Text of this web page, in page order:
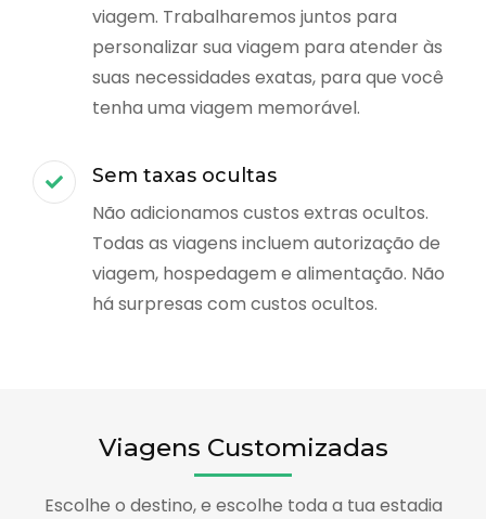
viagem. Trabalharemos juntos para
personalizar sua viagem para atender às
suas necessidades exatas, para que você
tenha uma viagem memorável.
Sem taxas ocultas
Não adicionamos custos extras ocultos.
Todas as viagens incluem autorização de
viagem, hospedagem e alimentação. Não
há surpresas com custos ocultos.
Viagens Customizadas
Escolhe o destino, e escolhe toda a tua estadia